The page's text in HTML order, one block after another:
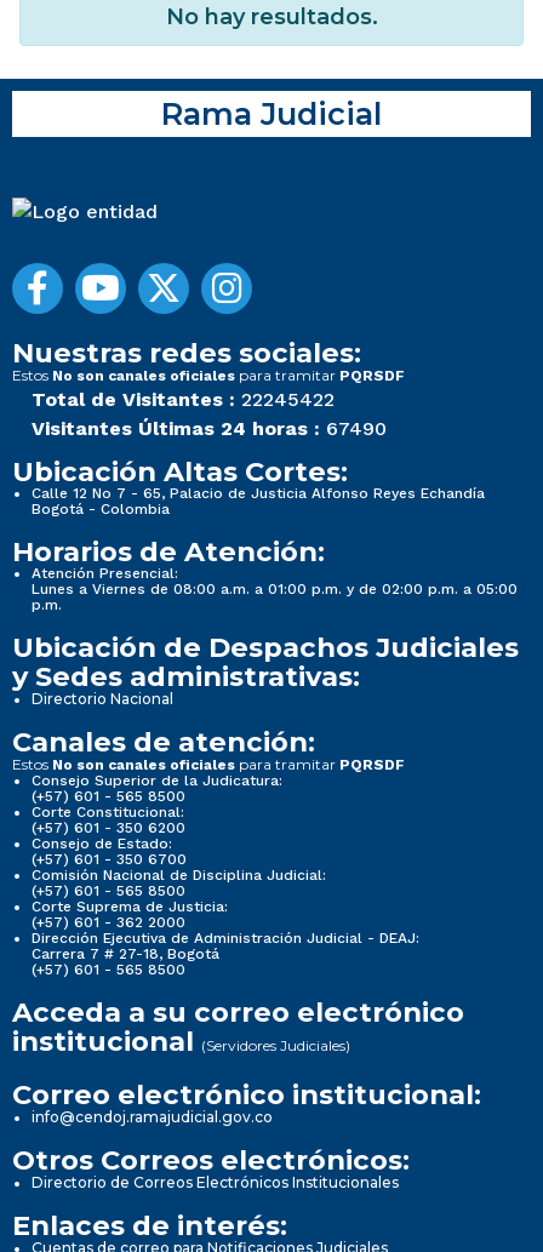
No hay resultados.
Rama Judicial
Nuestras redes sociales:
Estos No son canales oficiales para tramitar PQRSDF
Total de Visitantes : 22245422
Visitantes Últimas 24 horas : 67490
Ubicación Altas Cortes:
Calle 12 No 7 - 65, Palacio de Justicia Alfonso Reyes Echandía
Bogotá - Colombia
Horarios de Atención:
Atención Presencial:
Lunes a Viernes de 08:00 a.m. a 01:00 p.m. y de 02:00 p.m. a 05:00
p.m.
Ubicación de Despachos Judiciales
y Sedes administrativas:
Directorio Nacional
Canales de atención:
Estos No son canales oficiales para tramitar PQRSDF
Consejo Superior de la Judicatura:
(+57) 601 - 565 8500
Corte Constitucional:
(+57) 601 - 350 6200
Consejo de Estado:
(+57) 601 - 350 6700
Comisión Nacional de Disciplina Judicial:
(+57) 601 - 565 8500
Corte Suprema de Justicia:
(+57) 601 - 362 2000
Dirección Ejecutiva de Administración Judicial - DEAJ:
Carrera 7 # 27-18, Bogotá
(+57) 601 - 565 8500
Acceda a su correo electrónico
institucional (Servidores Judiciales)
Correo electrónico institucional:
info@cendoj.ramajudicial.gov.co
Otros Correos electrónicos:
Directorio de Correos Electrónicos Institucionales
Enlaces de interés:
Cuentas de correo para Notificaciones Judiciales